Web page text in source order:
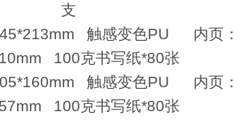
支
触感变色PU 内页：
100克书写纸*80张
触感变色PU 内页：
100克书写纸*80张